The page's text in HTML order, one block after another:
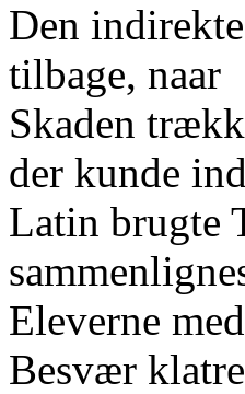
Den
tilbage, naar
Skaden
der kunde
Latin brugte
Eleverne med
Besvær